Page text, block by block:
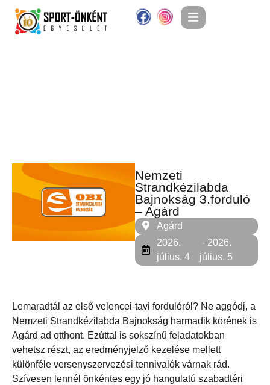
Nemzeti
Strandkézilabda
Bajnokság 3.forduló
– Agárd
Agárd
2026.
július. 4
- 2026.
július. 5
Lemaradtál az első velencei-tavi fordulóról? Ne aggódj, a
Nemzeti Strandkézilabda Bajnokság harmadik körének is
Agárd ad otthont. Ezúttal is sokszínű feladatokban
vehetsz részt, az eredményjelző kezelése mellett
különféle versenyszervezési tennivalók várnak rád.
Szívesen lennél önkéntes egy jó hangulatú szabadtéri